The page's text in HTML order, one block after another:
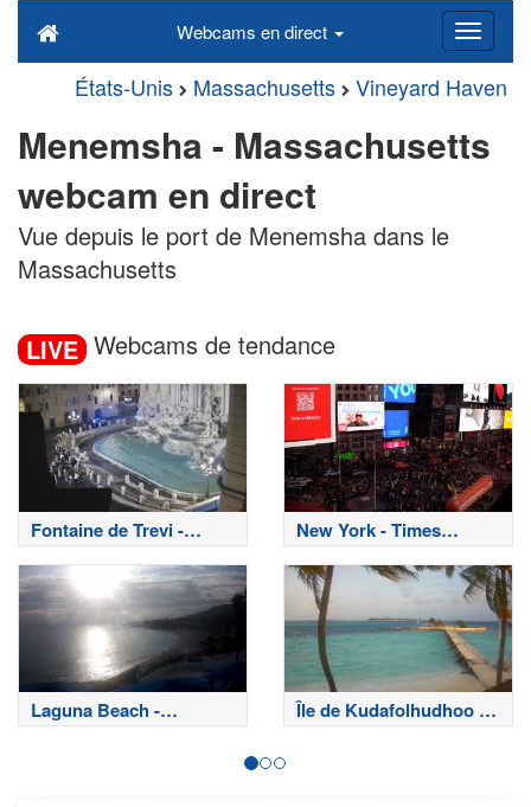
Webcams en direct
États-Unis Massachusetts Vineyard Haven
Menemsha - Massachusetts
webcam en direct
Vue depuis le port de Menemsha dans le
Massachusetts
LIVE Webcams de tendance
Fontaine de Trevi -
Rome
New York - Times
Square
Laguna Beach -
Californie
Île de Kudafolhudhoo -
Maldives